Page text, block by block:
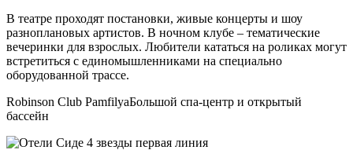
В театре проходят постановки, живые концерты и шоу
разноплановых артистов. В ночном клубе – тематические
вечеринки для взрослых. Любители кататься на роликах могут
встретиться с единомышленниками на специально
оборудованной трассе.
Robinson Club PamfilyaБольшой спа-центр и открытый
бассейн